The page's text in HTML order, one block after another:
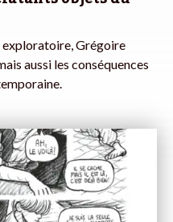
exploratoire, Grégoire
aussi les conséquences